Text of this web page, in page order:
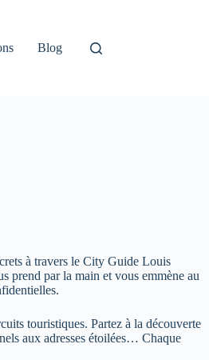
Blog
à travers le City Guide Louis
prend par la main et vous emmène au
touristiques. Partez à la découverte
aux adresses étoilées… Chaque